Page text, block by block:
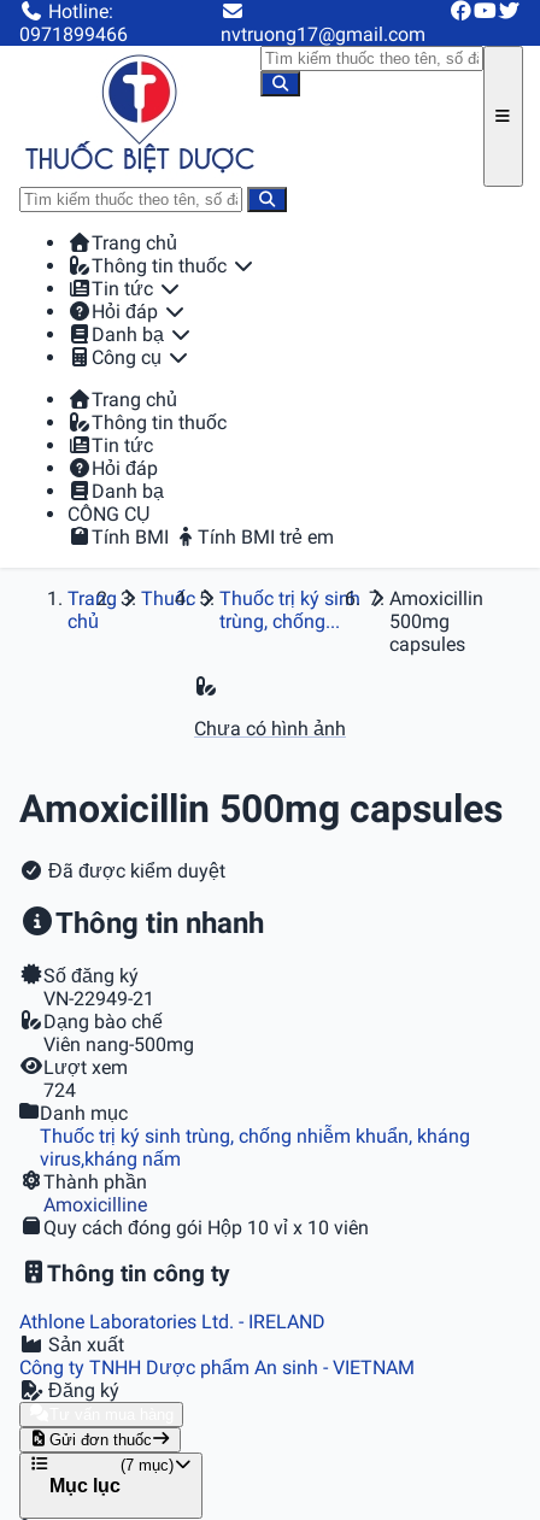
Hotline:
0971899466
nvtruong17@gmail.com
Trang chủ
Thông tin thuốc
Tin tức
Hỏi đáp
Danh bạ
Công cụ
Trang chủ
Thông tin thuốc
Tin tức
Hỏi đáp
Danh bạ
CÔNG CỤ
Tính BMI
Tính BMI trẻ em
Trang
chủ
Thuốc
Thuốc trị ký sinh
trùng, chống...
Amoxicillin
500mg
capsules
Chưa có hình ảnh
Amoxicillin 500mg capsules
Đã được kiểm duyệt
Thông tin nhanh
Số đăng ký
VN-22949-21
Dạng bào chế
Viên nang-500mg
Lượt xem
724
Danh mục
Thuốc trị ký sinh trùng, chống nhiễm khuẩn, kháng
virus,kháng nấm
Thành phần
Amoxicilline
Quy cách đóng gói Hộp 10 vỉ x 10 viên
Thông tin công ty
Athlone Laboratories Ltd. - IRELAND
Sản xuất
Công ty TNHH Dược phẩm An sinh - VIETNAM
Đăng ký
Gửi đơn thuốc
Mục lục
(7 mục)